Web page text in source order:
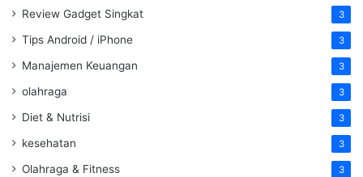
Review Gadget Singkat 3
Tips Android / iPhone 3
Manajemen Keuangan 3
olahraga 3
Diet & Nutrisi 3
kesehatan 3
Olahraga & Fitness 3